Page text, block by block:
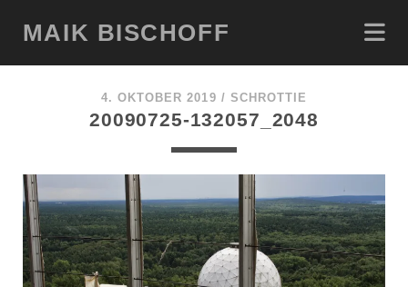
MAIK BISCHOFF
4. OKTOBER 2019 / SCHROTTIE
20090725-132057_2048